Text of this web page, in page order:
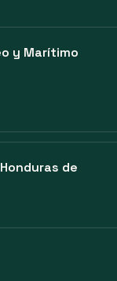
y Marítimo
de